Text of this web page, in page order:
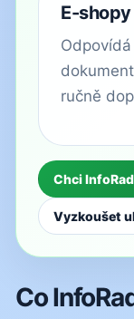
E-
ručně
Chci
Vyzkoušet
Co